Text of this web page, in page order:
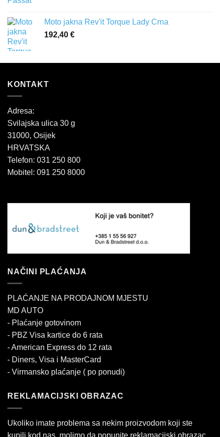
Moto jakna Rev'it Torque Lady Crna
192,40 €
KONTAKT
Adresa:
Svilajska ulica 30 g
31000, Osijek
HRVATSKA
Telefon: 031 250 800
Mobitel: 091 250 8000
NAČINI PLAĆANJA
PLAĆANJE NA PRODAJNOM MJESTU
MD AUTO
- Plaćanje gotovinom
- PBZ Visa kartice do 6 rata
- American Express do 12 rata
- Diners, Visa i MasterCard
- Virmansko plaćanje ( po ponudi)
REKLAMACIJSKI OBRAZAC
Ukoliko imate problema sa nekim proizvodom koji ste
kupili kod nas, molimo da popunite reklamacijski obrazac.